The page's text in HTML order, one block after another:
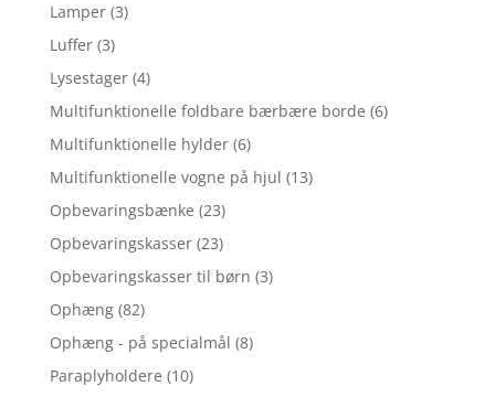
Lamper (3)
Luffer (3)
Lysestager (4)
Multifunktionelle foldbare bærbære borde (6)
Multifunktionelle hylder (6)
Multifunktionelle vogne på hjul (13)
Opbevaringsbænke (23)
Opbevaringskasser (23)
Opbevaringskasser til børn (3)
Ophæng (82)
Ophæng - på specialmål (8)
Paraplyholdere (10)